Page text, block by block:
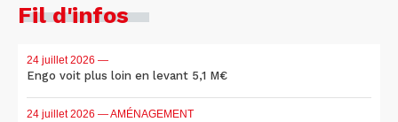
Fil d'infos
24 juillet 2026 —
Engo voit plus loin en levant 5,1 M€
24 juillet 2026 — AMÉNAGEMENT